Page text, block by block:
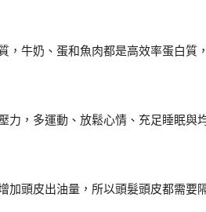
，牛奶、蛋和魚肉都是高效率蛋白質
力，多運動、放鬆心情、充足睡眠與
加頭皮出油量，所以頭髮頭皮都需要